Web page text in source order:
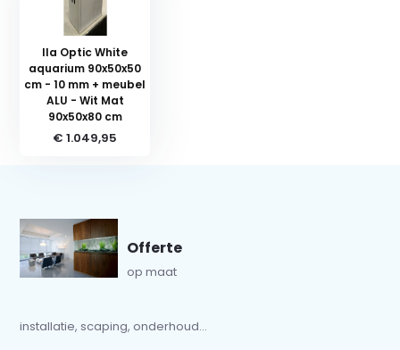
Ila Optic White
aquarium 90x50x50
cm - 10 mm + meubel
ALU - Wit Mat
90x50x80 cm
€ 1.049,95
Offerte
op maat
installatie, scaping, onderhoud...